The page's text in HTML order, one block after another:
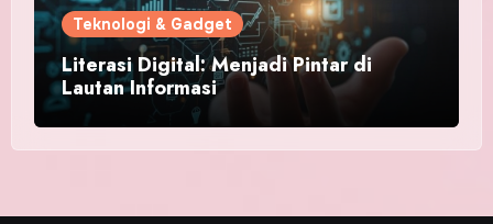
Teknologi & Gadget
Literasi Digital: Menjadi Pintar di
Lautan Informasi